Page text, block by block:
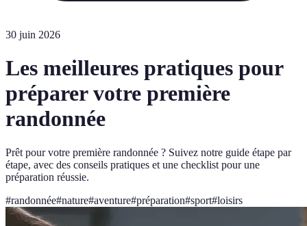
30 juin 2026
Les meilleures pratiques pour
préparer votre première
randonnée
Prêt pour votre première randonnée ? Suivez notre guide étape par
étape, avec des conseils pratiques et une checklist pour une
préparation réussie.
#randonnée#nature#aventure#préparation#sport#loisirs